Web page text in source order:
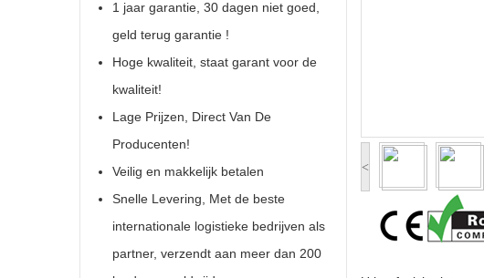
1 jaar garantie, 30 dagen niet goed,
geld terug garantie !
Hoge kwaliteit, staat garant voor de
kwaliteit!
Lage Prijzen, Direct Van De
Producenten!
Veilig en makkelijk betalen
Snelle Levering, Met de beste
internationale logistieke bedrijven als
partner, verzendt aan meer dan 200
<